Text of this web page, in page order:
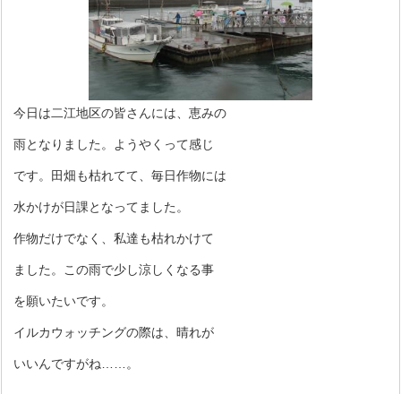
今日は二江地区の皆さんには、恵みの
雨となりました。ようやくって感じ
です。田畑も枯れてて、毎日作物には
水かけが日課となってました。
作物だけでなく、私達も枯れかけて
ました。この雨で少し涼しくなる事
を願いたいです。
イルカウォッチングの際は、晴れが
いいんですがね……。